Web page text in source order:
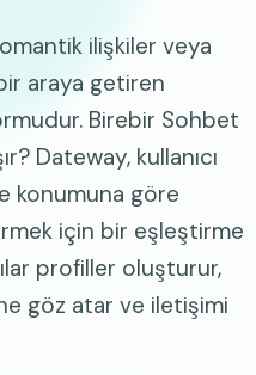
ilişkiler veya
araya getiren
Birebir Sohbet
Dateway, kullanıcı
konumuna göre
için bir eşleştirme
profiller oluşturur,
göz atar ve iletişimi